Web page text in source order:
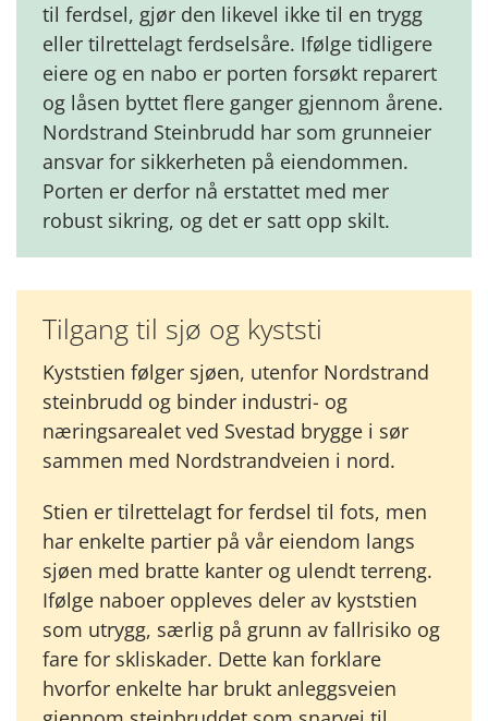
til ferdsel, gjør den likevel ikke til en trygg
eller tilrettelagt ferdselsåre. Ifølge tidligere
eiere og en nabo er porten forsøkt reparert
og låsen byttet flere ganger gjennom årene.
Nordstrand Steinbrudd har som grunneier
ansvar for sikkerheten på eiendommen.
Porten er derfor nå erstattet med mer
robust sikring, og det er satt opp skilt.
Tilgang til sjø og kyststi
Kyststien følger sjøen, utenfor Nordstrand
steinbrudd og binder industri- og
næringsarealet ved Svestad brygge i sør
sammen med Nordstrandveien i nord.
Stien er tilrettelagt for ferdsel til fots, men
har enkelte partier på vår eiendom langs
sjøen med bratte kanter og ulendt terreng.
Ifølge naboer oppleves deler av kyststien
som utrygg, særlig på grunn av fallrisiko og
fare for skliskader. Dette kan forklare
hvorfor enkelte har brukt anleggsveien